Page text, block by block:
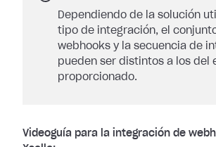
Dependiendo de la solución
tipo de integración, el
webhooks y la secuencia de
pueden ser distintos a los del
proporcionado.
Videoguía para la integración de